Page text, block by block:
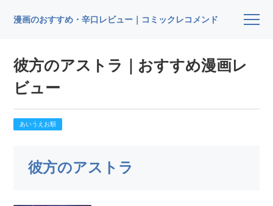
漫画のおすすめ・辛口レビュー｜コミックレコメンド
彼方のアストラ｜おすすめ漫画レ
ビュー
あいうえお順
彼方のアストラ